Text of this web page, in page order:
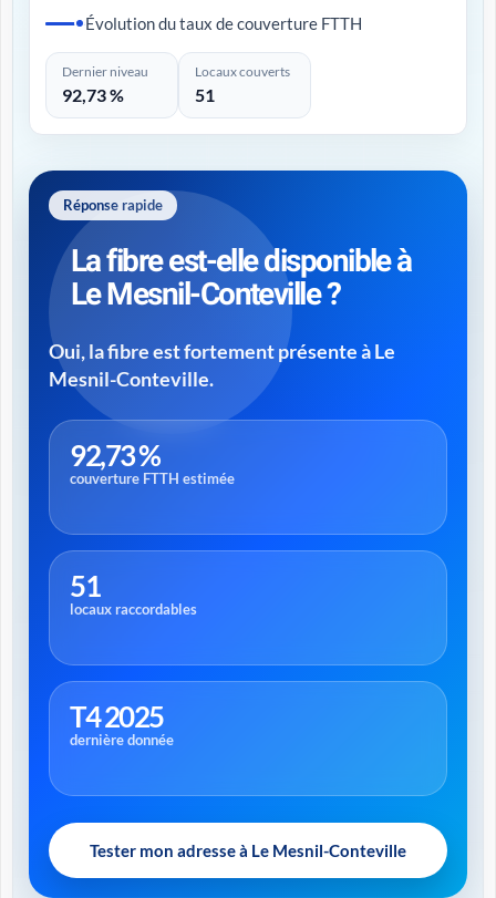
Évolution du taux de couverture FTTH
Dernier niveau
92,73 %
Locaux couverts
51
Réponse rapide
La fibre est-elle disponible à
Le Mesnil-Conteville ?
Oui, la fibre est fortement présente à Le
Mesnil-Conteville.
92,73 %
couverture FTTH estimée
51
locaux raccordables
T4 2025
dernière donnée
Tester mon adresse à Le Mesnil-Conteville